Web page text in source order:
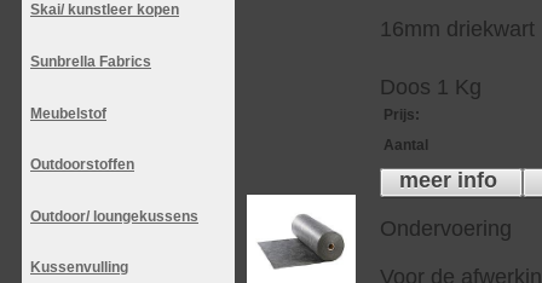
Skai/ kunstleer kopen
Sunbrella Fabrics
Meubelstof
Outdoorstoffen
Outdoor/ loungekussens
Kussenvulling
16mm driekwart
Doos 1 Kg
Prijs:
Aantal
meer info
Ondervoering
Voor de